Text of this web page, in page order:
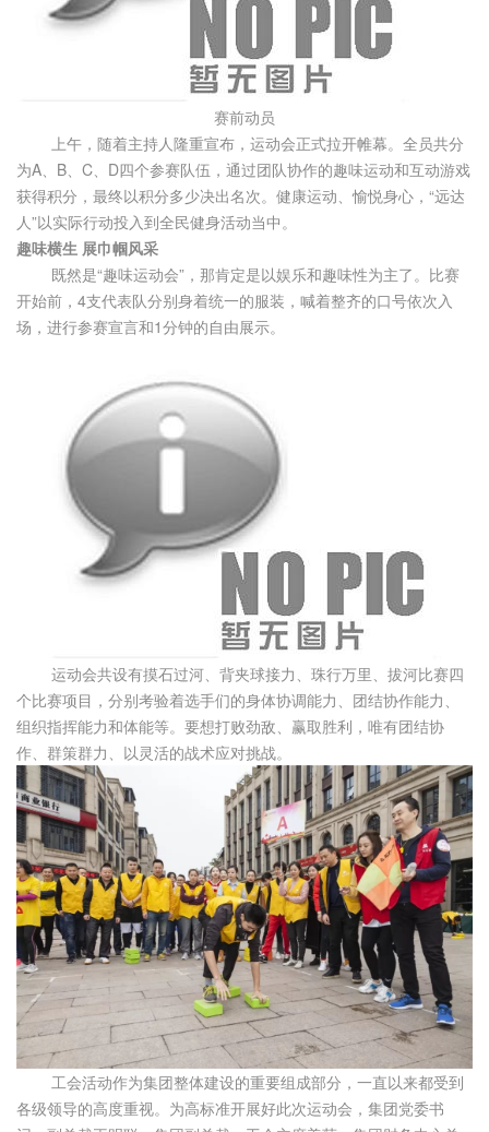
赛前动员
上午，随着主持人隆重宣布，运动会正式拉开帷幕。全员共分
为A、B、C、D四个参赛队伍，通过团队协作的趣味运动和互动游戏
获得积分，最终以积分多少决出名次。健康运动、愉悦身心，“远达
人”以实际行动投入到全民健身活动当中。
趣味横生 展巾帼风采
既然是“趣味运动会”，那肯定是以娱乐和趣味性为主了。比赛
开始前，4支代表队分别身着统一的服装，喊着整齐的口号依次入
场，进行参赛宣言和1分钟的自由展示。
运动会共设有摸石过河、背夹球接力、珠行万里、拔河比赛四
个比赛项目，分别考验着选手们的身体协调能力、团结协作能力、
组织指挥能力和体能等。要想打败劲敌、赢取胜利，唯有团结协
作、群策群力、以灵活的战术应对挑战。
工会活动作为集团整体建设的重要组成部分，一直以来都受到
各级领导的高度重视。为高标准开展好此次运动会，集团党委书